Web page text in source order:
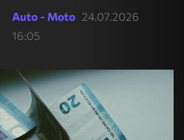
Auto - Moto 24.07.2026
16:05